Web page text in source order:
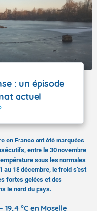
: un épisode
actuel
en France ont été marquées
entre le 30 novembre
sous les normales
au 18 décembre, le froid s’est
fortes gelées et des
le nord du pays.
°C en Moselle